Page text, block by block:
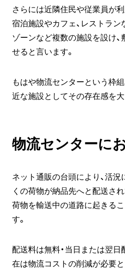
さらには近隣住民や従業員が
宿泊施設やカフェ、レストラ
ゾーンなど複数の施設を設け
せると言います。
もはや物流センターという枠
近な施設としてその存在感を大
物流センターに
ネット通販の台頭により、活況
くの荷物が納品先へと配送さ
荷物を輸送中の道路に起きる
す。
配送料は無料・当日または翌日
在は物流コストの削減が必要